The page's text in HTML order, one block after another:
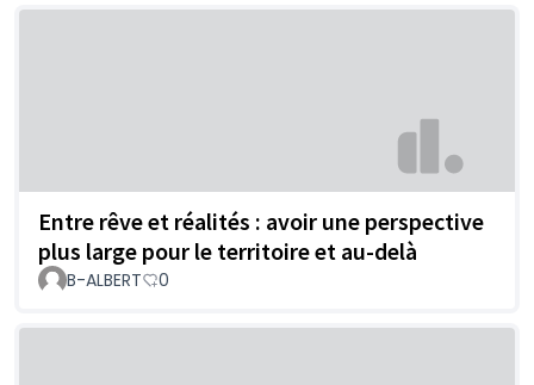
Entre rêve et réalités : avoir une perspective
plus large pour le territoire et au-delà
B-ALBERT 0